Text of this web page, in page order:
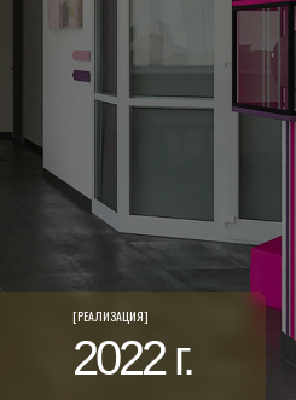
2022 г.
[РЕАЛИЗАЦИЯ]